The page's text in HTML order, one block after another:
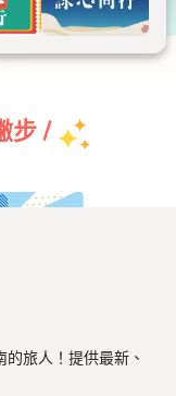
步 /
旅人！提供最新、